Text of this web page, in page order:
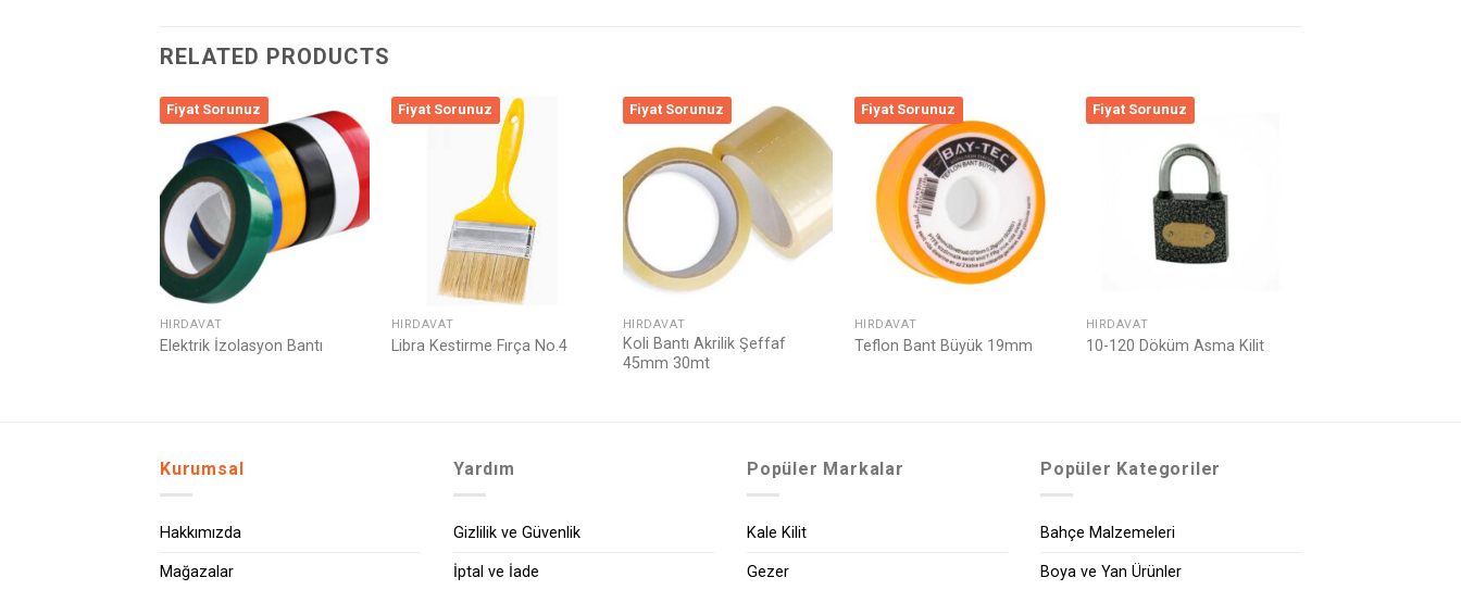
RELATED PRODUCTS
Fiyat Sorunuz
Listeme
Ekle
HIRDAVAT
Elektrik İzolasyon Bantı
Fiyat Sorunuz
HIRDAVAT
Libra Kestirme Fırça No.4
Fiyat Sorunuz
HIRDAVAT
Koli Bantı Akrilik Şeffaf
45mm 30mt
Fiyat Sorunuz
Listeme
Ekle
HIRDAVAT
Teflon Bant Büyük 19mm
Fiyat Sorunuz
HIRDAVAT
10-120 Döküm Asma Kilit
Kurumsal
Hakkımızda
Mağazalar
Yardım
Gizlilik ve Güvenlik
İptal ve İade
Popüler Markalar
Kale Kilit
Gezer
Popüler Kategoriler
Bahçe Malzemeleri
Boya ve Yan Ürünler